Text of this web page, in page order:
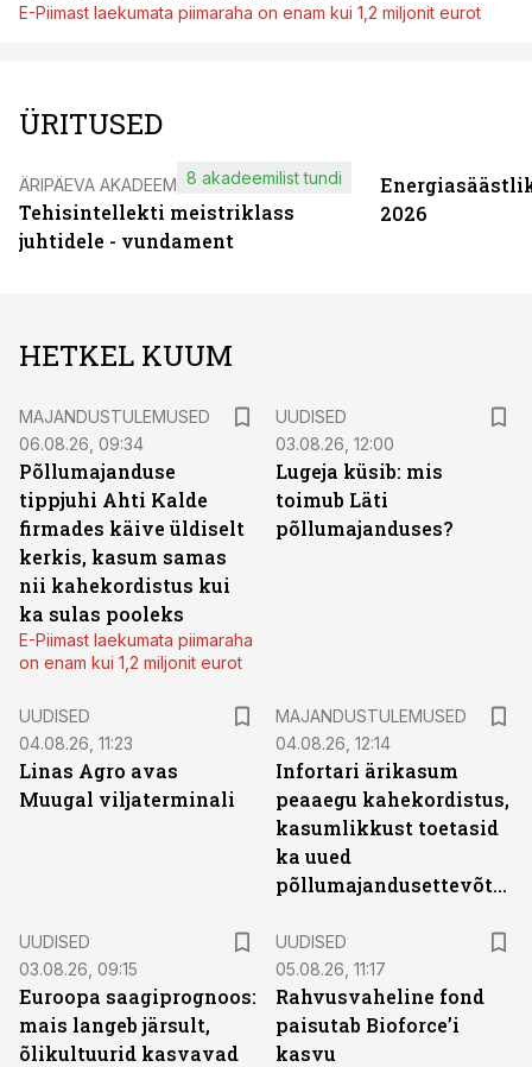
E-Piimast laekumata piimaraha on enam kui 1,2 miljonit eurot
ÜRITUSED
ÄRIPÄEVA AKADEEMIA
Tehisintellekti meistriklass
juhtidele - vundament
8 akadeemilist tundi
2026
HETKEL KUUM
MAJANDUSTULEMUSED
06.08.26, 09:34
Põllumajanduse
tippjuhi Ahti Kalde
firmades käive üldiselt
kerkis, kasum samas
nii kahekordistus kui
ka sulas pooleks
E-Piimast laekumata piimaraha
on enam kui 1,2 miljonit eurot
UUDISED
03.08.26, 12:00
Lugeja küsib: mis
toimub Läti
põllumajanduses?
UUDISED
04.08.26, 11:23
Linas Agro avas
Muugal viljaterminali
MAJANDUSTULEMUSED
04.08.26, 12:14
Infortari ärikasum
peaaegu kahekordistus,
kasumlikkust toetasid
ka uued
põllumajandusettevõtted
UUDISED
03.08.26, 09:15
Euroopa saagiprognoos:
mais langeb järsult,
õlikultuurid kasvavad
UUDISED
05.08.26, 11:17
Rahvusvaheline fond
paisutab Bioforce’i
kasvu